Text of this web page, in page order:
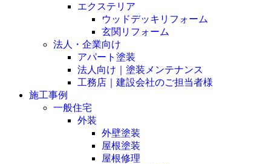
エクステリア
ウッドデッキリフォーム
玄関リフォーム
法人・企業向け
アパート塗装
法人向け｜塗装メンテナンス
工務店｜建設会社のご担当者様
施工事例
一般住宅
外装
外壁塗装
屋根塗装
屋根修理